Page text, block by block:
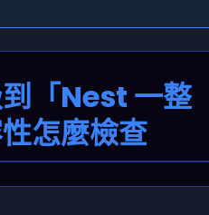
「Nest 一整
怎麼檢查